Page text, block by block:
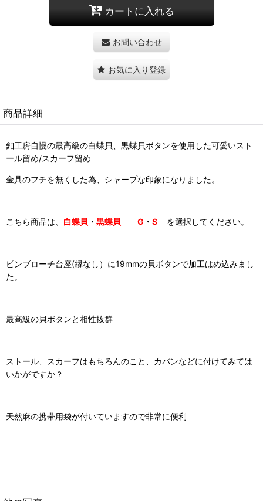
カートに入れる
お問い合わせ
お気に入り登録
商品詳細
釦工房自慢の最高級の白蝶貝、黒蝶貝ボタンを使用した可愛いスト
ール留め/スカーフ留め
金具のフチを無くした為、シャープな印象になりました。
こちら商品は、 白蝶貝 ・ 黒蝶貝 G ・ S を選択してください。
ピンブローチ台座(縁なし）に19mmの貝ボタンで加工はめ込みまし
た。
最高級の貝ボタンと相性抜群
ストール、スカーフはもちろんのこと、カバンなどに付けてみては
いかがですか？
天然麻の携帯用袋が付いていますので非常に便利